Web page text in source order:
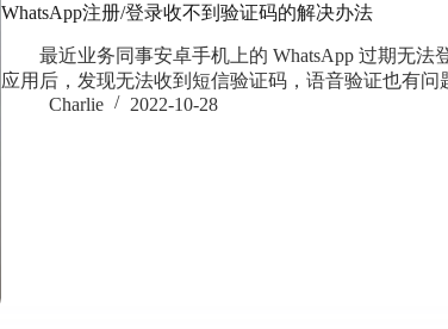
WhatsApp注册/登录收不到验证码的解决办法
最近业务同事安卓手机上的 WhatsApp 过期无法
应用后，发现无法收到短信验证码，语音验证也有
Charlie
2022-10-28